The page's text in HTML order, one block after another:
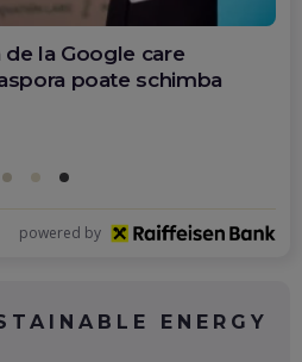
de la Google care
poate schimba
powered by
ENERGY